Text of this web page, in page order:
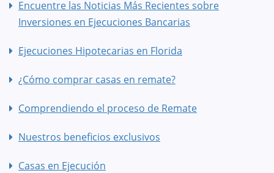
Encuentre las Noticias Más Recientes sobre
Inversiones en Ejecuciones Bancarias
Ejecuciones Hipotecarias en Florida
¿Cómo comprar casas en remate?
Comprendiendo el proceso de Remate
Nuestros beneficios exclusivos
Casas en Ejecución